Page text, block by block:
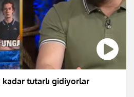
kadar tutarlı gidiyorlar